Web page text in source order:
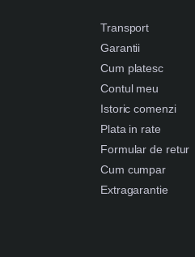
Transport
Garantii
Cum platesc
Contul meu
Istoric comenzi
Plata in rate
Formular de retur
Cum cumpar
Extragarantie